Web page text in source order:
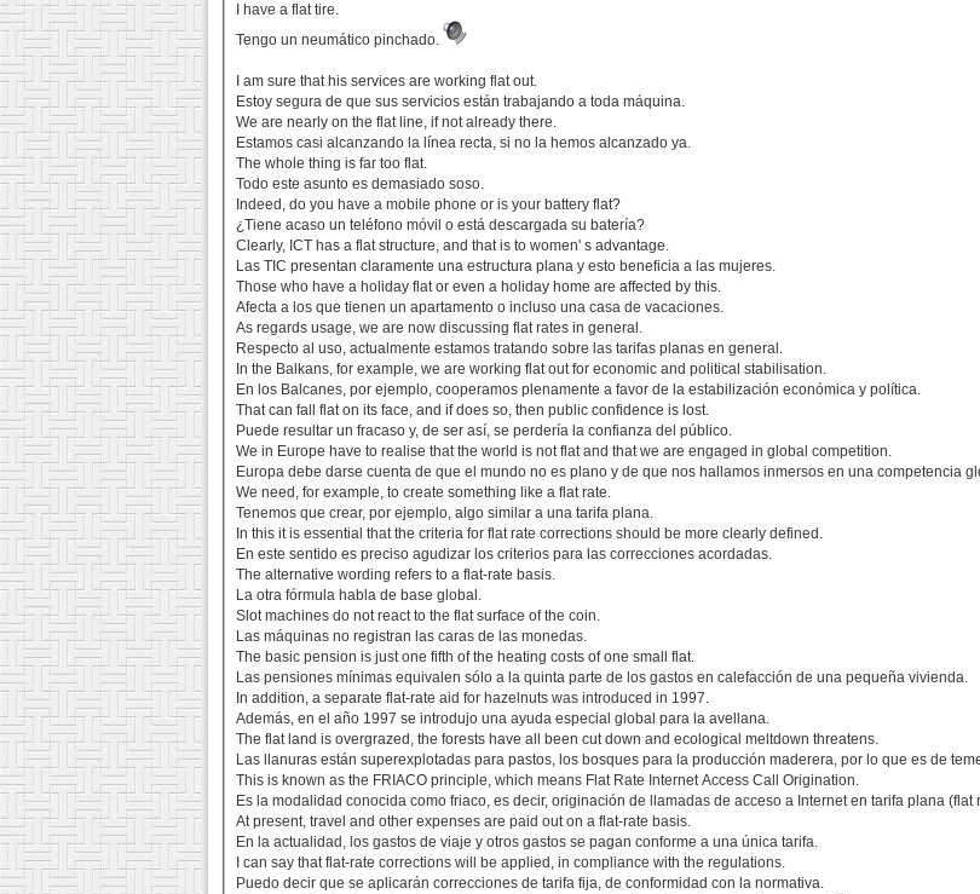
I have a flat tire.
Tengo un neumático pinchado.
I am sure that his services are working flat out.
Estoy segura de que sus servicios están trabajando a toda máquina.
We are nearly on the flat line, if not already there.
Estamos casi alcanzando la línea recta, si no la hemos alcanzado ya.
The whole thing is far too flat.
Todo este asunto es demasiado soso.
Indeed, do you have a mobile phone or is your battery flat?
¿Tiene acaso un teléfono móvil o está descargada su batería?
Clearly, ICT has a flat structure, and that is to women' s advantage.
Las TIC presentan claramente una estructura plana y esto beneficia a las mujeres.
Those who have a holiday flat or even a holiday home are affected by this.
Afecta a los que tienen un apartamento o incluso una casa de vacaciones.
As regards usage, we are now discussing flat rates in general.
Respecto al uso, actualmente estamos tratando sobre las tarifas planas en general.
In the Balkans, for example, we are working flat out for economic and political stabilisation.
En los Balcanes, por ejemplo, cooperamos plenamente a favor de la estabilización económica y política.
That can fall flat on its face, and if does so, then public confidence is lost.
Puede resultar un fracaso y, de ser así, se perdería la confianza del público.
We in Europe have to realise that the world is not flat and that we are engaged in global competition.
Europa debe darse cuenta de que el mundo no es plano y de que nos hallamos inmersos en una competencia
We need, for example, to create something like a flat rate.
Tenemos que crear, por ejemplo, algo similar a una tarifa plana.
In this it is essential that the criteria for flat rate corrections should be more clearly defined.
En este sentido es preciso agudizar los criterios para las correcciones acordadas.
The alternative wording refers to a flat-rate basis.
La otra fórmula habla de base global.
Slot machines do not react to the flat surface of the coin.
Las máquinas no registran las caras de las monedas.
The basic pension is just one fifth of the heating costs of one small flat.
Las pensiones mínimas equivalen sólo a la quinta parte de los gastos en calefacción de una pequeña vivienda.
In addition, a separate flat-rate aid for hazelnuts was introduced in 1997.
Además, en el año 1997 se introdujo una ayuda especial global para la avellana.
The flat land is overgrazed, the forests have all been cut down and ecological meltdown threatens.
Las llanuras están superexplotadas para pastos, los bosques para la producción maderera, por lo que es de
This is known as the FRIACO principle, which means Flat Rate Internet Access Call Origination.
Es la modalidad conocida como friaco, es decir, originación de llamadas de acceso a Internet en tarifa plana
At present, travel and other expenses are paid out on a flat-rate basis.
En la actualidad, los gastos de viaje y otros gastos se pagan conforme a una única tarifa.
I can say that flat-rate corrections will be applied, in compliance with the regulations.
Puedo decir que se aplicarán correcciones de tarifa fija, de conformidad con la normativa.